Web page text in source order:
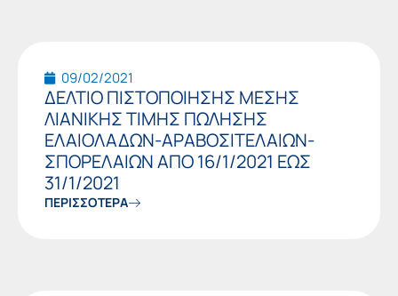
09/02/2021
ΔΕΛΤΙΟ ΠΙΣΤΟΠΟΙΗΣΗΣ ΜΕΣΗΣ
ΛΙΑΝΙΚΗΣ ΤΙΜΗΣ ΠΩΛΗΣΗΣ
ΕΛΑΙΟΛΑΔΩΝ-ΑΡΑΒΟΣΙΤΕΛΑΙΩΝ-
ΣΠΟΡΕΛΑΙΩΝ ΑΠΟ 16/1/2021 ΕΩΣ
31/1/2021
ΠΕΡΙΣΣΟΤΕΡΑ